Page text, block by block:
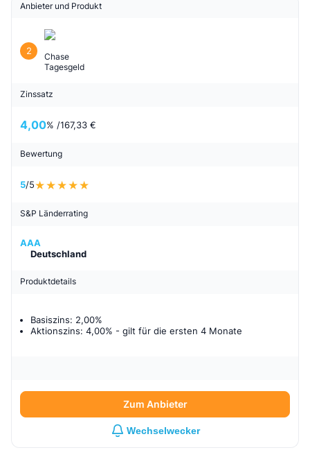
Anbieter und Produkt
2
Chase
Tagesgeld
Zinssatz
4,00% /167,33 €
Bewertung
5/5
S&P Länderrating
AAA
Deutschland
Produktdetails
Basiszins: 2,00%
Aktionszins: 4,00% - gilt für die ersten 4 Monate
Zum Anbieter
Wechselwecker